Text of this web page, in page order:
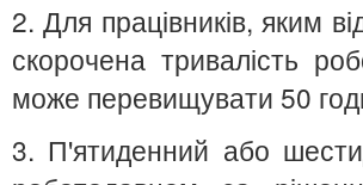
2. Для працівників, яким
скорочена тривалість
може перевищувати 50
3. П'ятиденний або